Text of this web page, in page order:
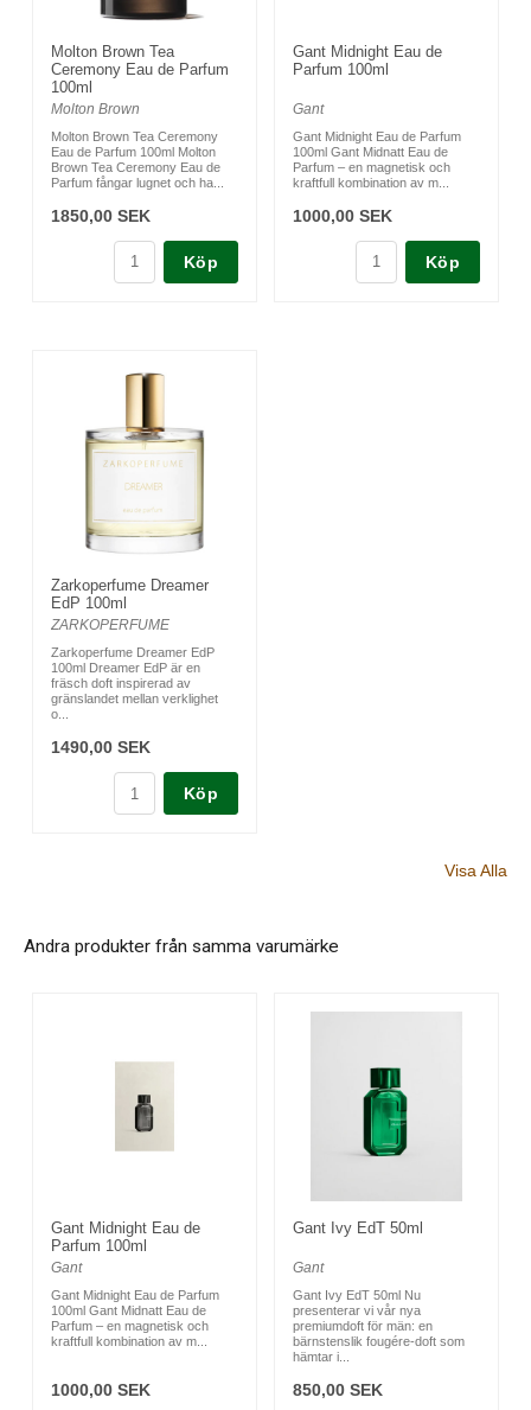
Molton Brown Tea
Ceremony Eau de Parfum
100ml
Molton Brown
Molton Brown Tea Ceremony
Eau de Parfum 100ml Molton
Brown Tea Ceremony Eau de
Parfum fångar lugnet och ha...
1850,00 SEK
Köp
Gant Midnight Eau de
Parfum 100ml
Gant
Gant Midnight Eau de Parfum
100ml Gant Midnatt Eau de
Parfum – en magnetisk och
kraftfull kombination av m...
1000,00 SEK
Köp
Zarkoperfume Dreamer
EdP 100ml
ZARKOPERFUME
Zarkoperfume Dreamer EdP
100ml Dreamer EdP är en
fräsch doft inspirerad av
gränslandet mellan verklighet
o...
1490,00 SEK
Köp
Visa Alla
Andra produkter från samma varumärke
Gant Midnight Eau de
Parfum 100ml
Gant
Gant Midnight Eau de Parfum
100ml Gant Midnatt Eau de
Parfum – en magnetisk och
kraftfull kombination av m...
1000,00 SEK
Gant Ivy EdT 50ml
Gant
Gant Ivy EdT 50ml Nu
presenterar vi vår nya
premiumdoft för män: en
bärnstenslik fougére-doft som
hämtar i...
850,00 SEK